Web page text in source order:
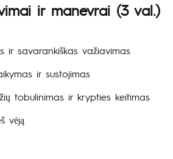
ir manevrai (3 val.)
ir savarankiškas važiavimas
ir sustojimas
tobulinimas ir krypties keitimas
vėją